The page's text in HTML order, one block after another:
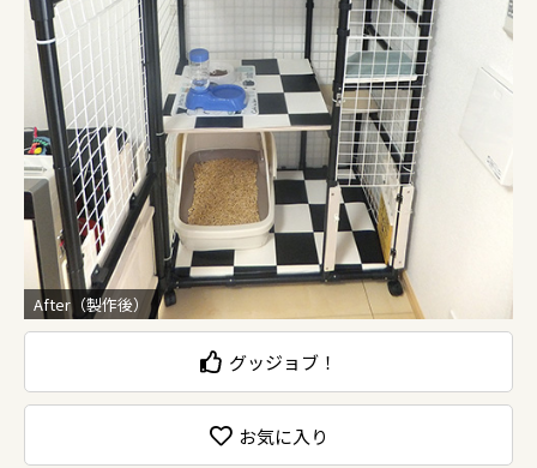
After（製作後）
グッジョブ！
お気に入り